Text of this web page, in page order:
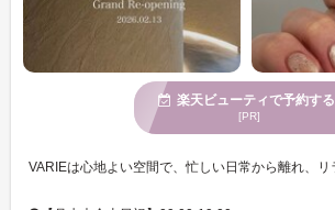
楽天ビューティで予約する
[PR]